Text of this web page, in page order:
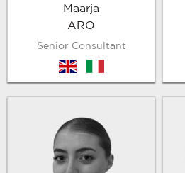
Maarja
ARO
Senior Consultant
en